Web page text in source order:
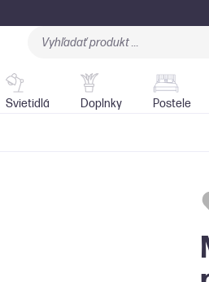
Svietidlá
Svietidlá Doplnky Postele